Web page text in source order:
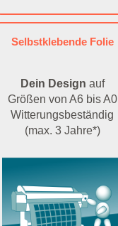
Selbstklebende Folie
Dein Design auf
Größen von A6 bis A0
Witterungsbeständig
(max. 3 Jahre*)